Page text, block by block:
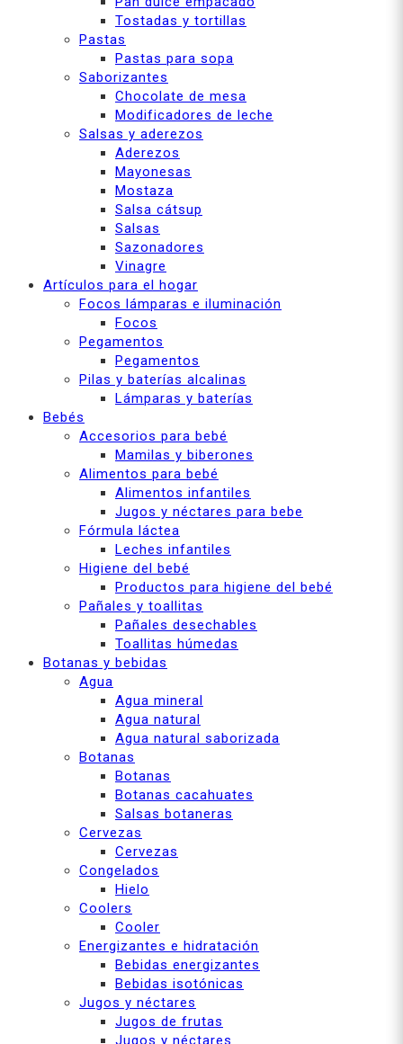
Tostadas y tortillas
Pastas
Pastas para sopa
Saborizantes
Chocolate de mesa
Modificadores de leche
Salsas y aderezos
Aderezos
Mayonesas
Mostaza
Salsa cátsup
Salsas
Sazonadores
Vinagre
Artículos para el hogar
Focos lámparas e iluminación
Focos
Pegamentos
Pegamentos
Pilas y baterías alcalinas
Lámparas y baterías
Bebés
Accesorios para bebé
Mamilas y biberones
Alimentos para bebé
Alimentos infantiles
Jugos y néctares para bebe
Fórmula láctea
Leches infantiles
Higiene del bebé
Productos para higiene del bebé
Pañales y toallitas
Pañales desechables
Toallitas húmedas
Botanas y bebidas
Agua
Agua mineral
Agua natural
Agua natural saborizada
Botanas
Botanas
Botanas cacahuates
Salsas botaneras
Cervezas
Cervezas
Congelados
Hielo
Coolers
Cooler
Energizantes e hidratación
Bebidas energizantes
Bebidas isotónicas
Jugos y néctares
Jugos de frutas
Jugos y néctares